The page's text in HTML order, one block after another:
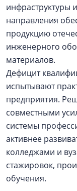
инфраструктуры
направления
продукцию
инженерного
материалов.
Дефицит
испытывают
предприятия.
совместными
системы
активнее
колледжами и
стажировок,
обучения.